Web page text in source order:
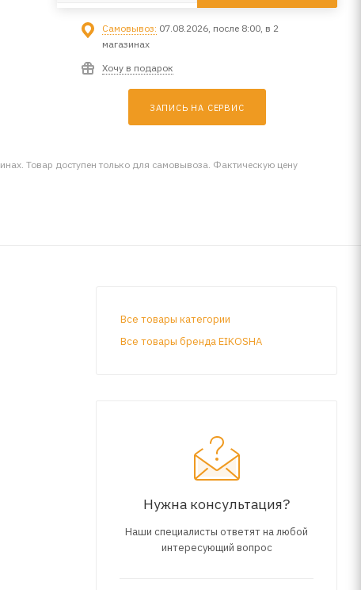
Самовывоз: 07.08.2026, после 8:00, в 2
магазинах
Хочу в подарок
ЗАПИСЬ НА СЕРВИС
Товар доступен только для самовывоза. Фактическую цену
Все товары категории
Все товары бренда EIKOSHA
Нужна консультация?
Наши специалисты ответят на любой
интересующий вопрос